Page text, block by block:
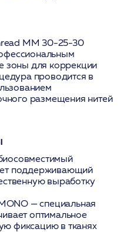
MM 30-25-30
зоны для коррекции
проводится в
размещения нитей
поддерживающий
выработку
— специальная
оптимальное
фиксацию в тканях